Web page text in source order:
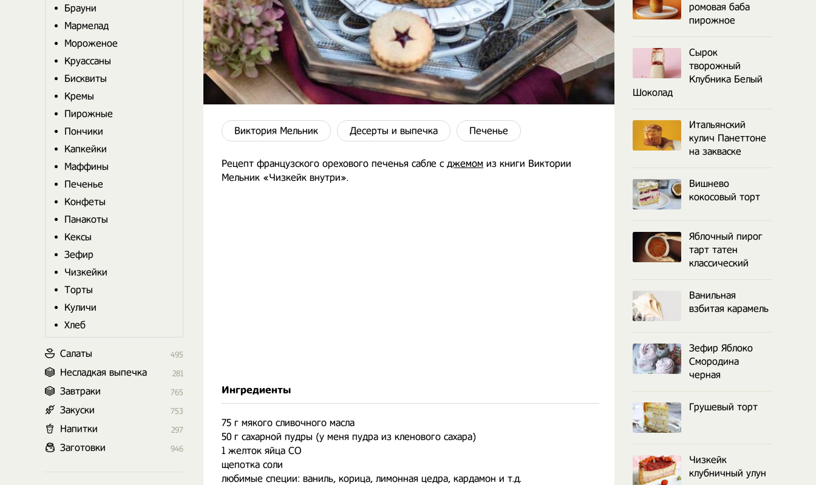
Виктория Мельник Десерты и выпечка Печенье
Рецепт французского орехового печенья сабле с джемом из книги Виктории
Мельник «Чизкейк внутри».
Ингредиенты
75 г мякого сливочного масла
50 г сахарной пудры (у меня пудра из кленового сахара)
1 желток яйца СО
щепотка соли
любимые специи: ваниль, корица, лимонная цедра, кардамон и т.д.
Брауни
Мармелад
Мороженое
Круассаны
Бисквиты
Кремы
Пирожные
Пончики
Капкейки
Маффины
Печенье
Конфеты
Панакоты
Кексы
Зефир
Чизкейки
Торты
Куличи
Хлеб
Салаты 495
Несладкая выпечка 281
Завтраки 765
Закуски 753
Напитки 297
Заготовки 946
ромовая баба
пирожное
Сырок
творожный
Клубника Белый
Шоколад
Итальянский
кулич Панеттоне
на закваске
Вишнево
кокосовый торт
Яблочный пирог
тарт татен
классический
Ванильная
взбитая карамель
Зефир Яблоко
Смородина
черная
Грушевый торт
Чизкейк
клубничный улун